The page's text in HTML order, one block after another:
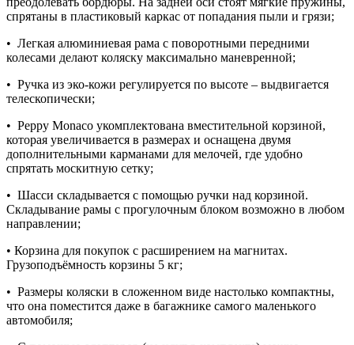
спрятаны в пластиковый каркас от попадания пыли и грязи;
• Легкая алюминиевая рама с поворотными передними
колесами делают коляску максимально маневренной;
• Ручка из эко-кожи регулируется по высоте – выдвигается
телескопически;
• Peppy Monaco укомплектована вместительной корзиной,
которая увеличивается в размерах и оснащена двумя
дополнительными карманами для мелочей, где удобно
спрятать москитную сетку;
• Шасси складывается с помощью ручки над корзиной.
Складывание рамы с прогулочным блоком возможно в любом
направлении;
• Корзина для покупок с расширением на магнитах.
Грузоподъёмность корзины 5 кг;
• Размеры коляски в сложенном виде настолько компактны,
что она поместится даже в багажнике самого маленького
автомобиля;